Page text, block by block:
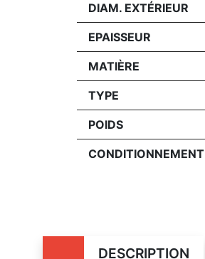
DIAM. EXTÉRIEUR
EPAISSEUR
MATIÈRE
TYPE
POIDS
CONDITIONNEMENT
DESCRIPTION